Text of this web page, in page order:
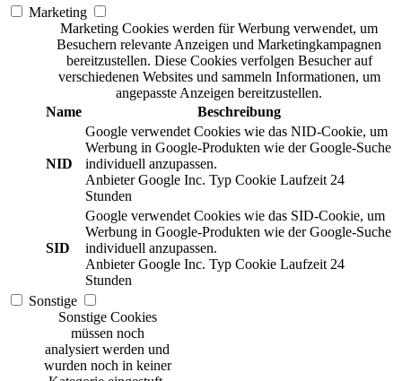
Marketing
Marketing Cookies werden für Werbung verwendet, um
Besuchern relevante Anzeigen und Marketingkampagnen
bereitzustellen. Diese Cookies verfolgen Besucher auf
verschiedenen Websites und sammeln Informationen, um
angepasste Anzeigen bereitzustellen.
Name
Beschreibung
NID
Google verwendet Cookies wie das NID-Cookie, um
Werbung in Google-Produkten wie der Google-Suche
individuell anzupassen.
Anbieter Google Inc. Typ Cookie Laufzeit 24
Stunden
SID
Google verwendet Cookies wie das SID-Cookie, um
Werbung in Google-Produkten wie der Google-Suche
individuell anzupassen.
Anbieter Google Inc. Typ Cookie Laufzeit 24
Stunden
Sonstige
Sonstige Cookies
müssen noch
analysiert werden und
wurden noch in keiner